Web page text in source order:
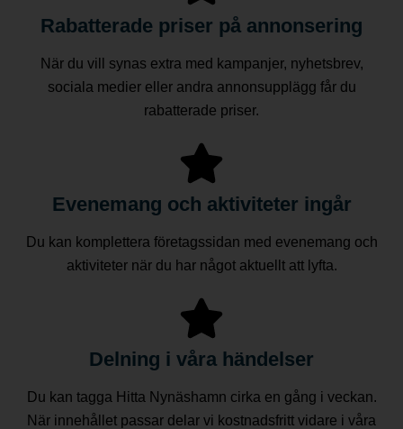
Rabatterade priser på annonsering
När du vill synas extra med kampanjer, nyhetsbrev,
sociala medier eller andra annonsupplägg får du
rabatterade priser.
Evenemang och aktiviteter ingår
Du kan komplettera företagssidan med evenemang och
aktiviteter när du har något aktuellt att lyfta.
Delning i våra händelser
Du kan tagga Hitta Nynäshamn cirka en gång i veckan.
När innehållet passar delar vi kostnadsfritt vidare i våra